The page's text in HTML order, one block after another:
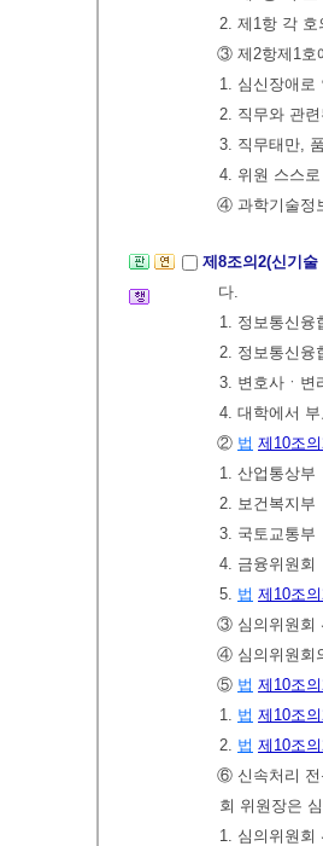
2. 제1항 각 호
③ 제2항제1호
1. 심신장애로
2. 직무와 관
3. 직무태만,
4. 위원 스스
④ 과학기술정
제8조의2(신기
다.
1. 정보통신융
2. 정보통신융
3. 변호사ㆍ변
4. 대학에서
② 법 제10조
1. 산업통상부
2. 보건복지부
3. 국토교통부
4. 금융위원회
5. 법 제10조
③ 심의위원회
④ 심의위원회
⑤ 법 제10조
1. 법 제10조
2. 법 제10조
⑥ 신속처리 전
회 위원장은
1. 심의위원회